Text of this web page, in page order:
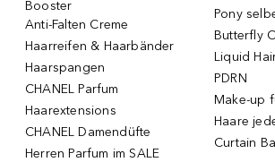
Booster
Anti-Falten Creme
Haarreifen & Haarbänder
Haarspangen
CHANEL Parfum
Haarextensions
CHANEL Damendüfte
Herren Parfum im SALE
Pony
Butterfly
Liquid
PDRN
Make-up
Haare
Curtain